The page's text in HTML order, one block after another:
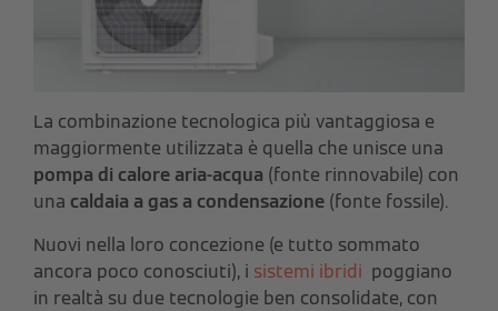
La combinazione tecnologica più vantaggiosa e
maggiormente utilizzata è quella che unisce una
pompa di calore aria-acqua (fonte rinnovabile) con
una caldaia a gas a condensazione (fonte fossile).
Nuovi nella loro concezione (e tutto sommato
ancora poco conosciuti), i sistemi ibridi poggiano
in realtà su due tecnologie ben consolidate, con